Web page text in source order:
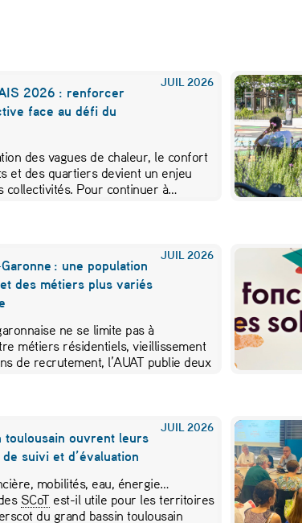
JUIL 2026
2026 : renforcer
face au défi du
des vagues de chaleur, le confort
et des quartiers devient un enjeu
Pour continuer à…
JUIL 2026
: une population
des métiers plus variés
ne se limite pas à
métiers résidentiels, vieillissement
de recrutement, l’AUAT publie deux
JUIL 2026
toulousain ouvrent leurs
suivi et d’évaluation
mobilités, eau, énergie…
SCoT est-il utile pour les territoires
du grand bassin toulousain